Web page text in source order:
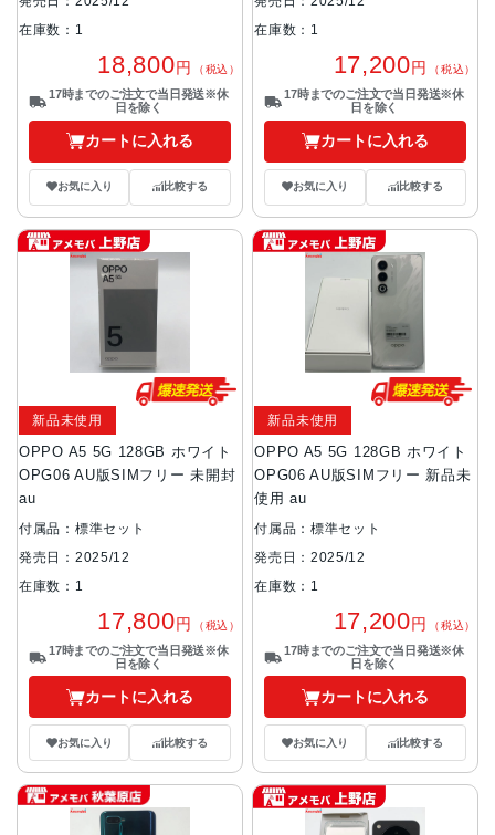
在庫数：1
18,800円 （税込）
17時までのご注文で当日発送※休
日を除く
カートに入れる
お気に入り 比較する
在庫数：1
17,200円 （税込）
17時までのご注文で当日発送※休
日を除く
カートに入れる
お気に入り 比較する
OPPO A5 5G 128GB ホワイト
OPG06 AU版SIMフリー 未開封
au
新品未使用
付属品：標準セット
発売日：2025/12
在庫数：1
17,800円 （税込）
17時までのご注文で当日発送※休
日を除く
カートに入れる
お気に入り 比較する
OPPO A5 5G 128GB ホワイト
OPG06 AU版SIMフリー 新品未
使用 au
新品未使用
付属品：標準セット
発売日：2025/12
在庫数：1
17,200円 （税込）
17時までのご注文で当日発送※休
日を除く
カートに入れる
お気に入り 比較する